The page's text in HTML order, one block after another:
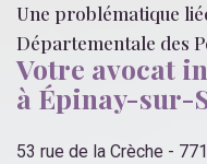
Une problématique
Départementale des
Votre avocat
à Épinay-sur-
53 rue de la Crèche -